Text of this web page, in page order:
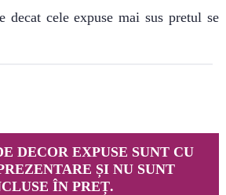
decat cele expuse mai sus pretul se
DECOR EXPUSE SUNT CU
ȘI NU SUNT
ÎN PREȚ.